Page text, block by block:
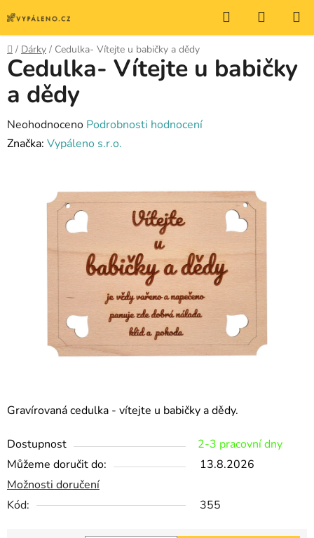
na
obsah
Hledat
KOŠÍK
Domů
/ Dárky / Cedulka- Vítejte u babičky a dědy
Gravírovaná cedulka - vítejte u babičky a dědy.
Dostupnost
2-3 pracovní dny
Můžeme doručit do:
13.8.2026
Možnosti doručení
Kód:
355
Cedulka- Vítejte u babičky
a dědy
Průměrné
hodnocení
hvězdiček.
Neohodnoceno Podrobnosti hodnocení
Značka: Vypáleno s.r.o.